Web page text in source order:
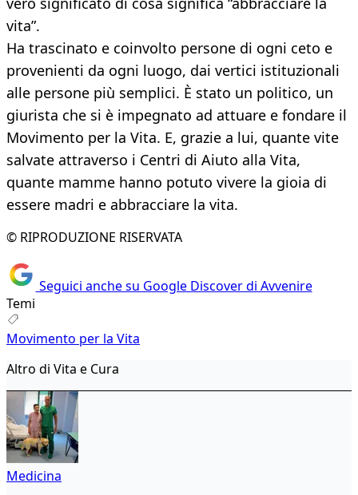
vita”.
Ha trascinato e coinvolto persone di ogni ceto e
provenienti da ogni luogo, dai vertici istituzionali
alle persone più semplici. È stato un politico, un
giurista che si è impegnato ad attuare e fondare il
Movimento per la Vita. E, grazie a lui, quante vite
salvate attraverso i Centri di Aiuto alla Vita,
quante mamme hanno potuto vivere la gioia di
essere madri e abbracciare la vita.
© RIPRODUZIONE RISERVATA
Seguici anche su Google Discover di Avvenire
Temi
Movimento per la Vita
Altro di Vita e Cura
Medicina